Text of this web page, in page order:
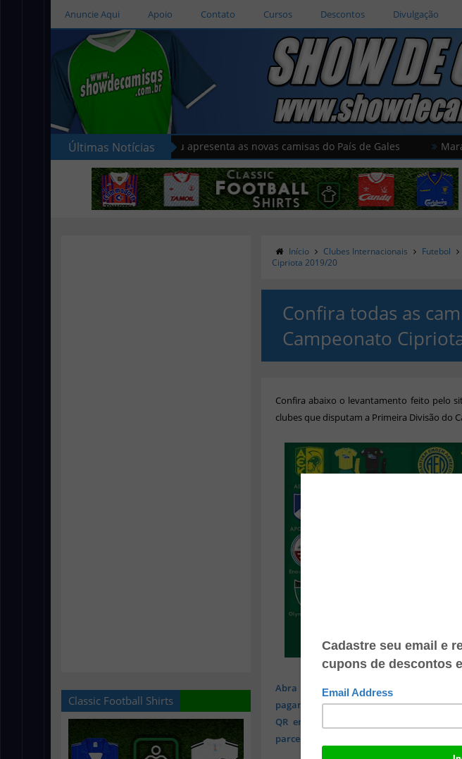
Anuncie Aqui Apoio Contato Cursos Descontos Divulgação
Últimas NotíciasSudu apresenta as novas camisas do País de Gales Marathon
Classic Football Shirts
Início Clubes Internacionais Futebol
Cipriota 2019/20
Confira todas as
Campeonato
Confira abaixo o levantamento feito pelo
clubes que disputam a Primeira Divisão do
Abra sua conta digital 100% gratuita
pagamento para: Recarregar seu celular,
QR em milhares de lugares.
parcelado e aproveite todos os benefícios!